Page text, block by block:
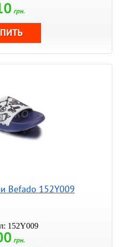
грн.
Befado 152Y009
152Y009
грн.